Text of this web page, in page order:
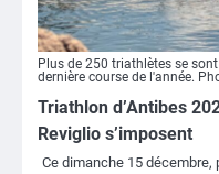
Plus de 250 triathlètes se
dernière course de l'année.
Triathlon d’Antibes
Reviglio s’imposent
Ce dimanche 15